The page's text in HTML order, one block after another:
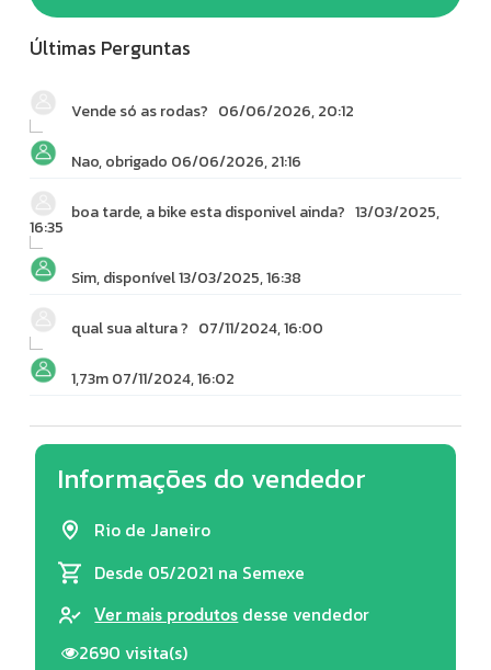
Últimas Perguntas
Vende só as rodas? 06/06/2026, 20:12
Nao, obrigado 06/06/2026, 21:16
boa tarde, a bike esta disponivel ainda? 13/03/2025,
16:35
Sim, disponível13/03/2025, 16:38
qual sua altura ? 07/11/2024, 16:00
1,73m07/11/2024, 16:02
Informações do vendedor
Rio de Janeiro
Desde 05/2021 na Semexe
Ver mais produtos desse vendedor
2690 visita(s)